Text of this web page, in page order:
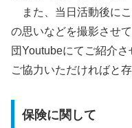
また、当日活動後に
の思いなどを撮影させ
団Youtubeにてご紹介
ご協力いただければと存
保険に関して